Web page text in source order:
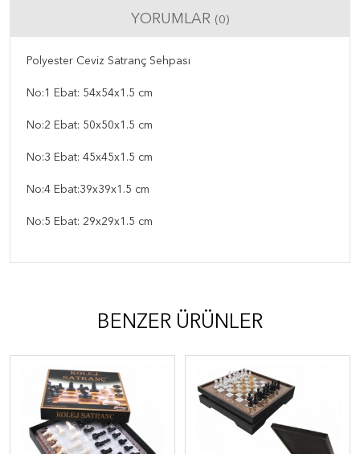
YORUMLAR (0)
Polyester Ceviz Satranç Sehpası
No:1 Ebat: 54x54x1.5 cm
No:2 Ebat: 50x50x1.5 cm
No:3 Ebat: 45x45x1.5 cm
No:4 Ebat:39x39x1.5 cm
No:5 Ebat: 29x29x1.5 cm
BENZER ÜRÜNLER